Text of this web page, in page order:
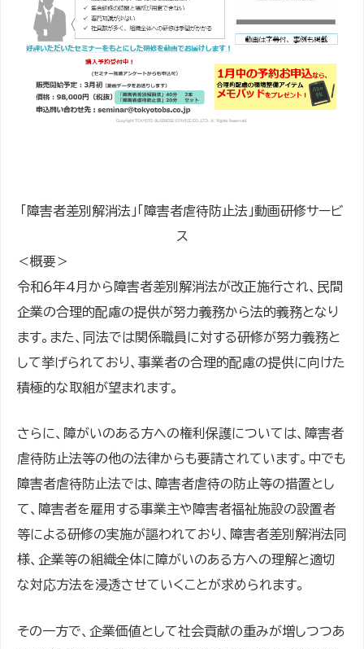
「障害者差別解消法」「障害者虐待防止法」動画研修サービ
ス
＜概要＞
令和６年4月から障害者差別解消法が改正施行され、民間
企業の合理的配慮の提供が努力義務から法的義務となり
ます。また、同法では関係職員に対する研修が努力義務と
して挙げられており、事業者の合理的配慮の提供に向けた
積極的な取組が望まれます。
さらに、障がいのある方への権利保護については、障害者
虐待防止法等の他の法律からも要請されています。中でも
障害者虐待防止法では、障害者虐待の防止等の措置とし
て、障害者を雇用する事業主や障害者福祉施設の設置者
等による研修の実施が謳われており、障害者差別解消法同
様、企業等の組織全体に障がいのある方への理解と適切
な対応方法を浸透させていくことが求められます。
その一方で、企業価値として社会貢献の重みが増しつつあ